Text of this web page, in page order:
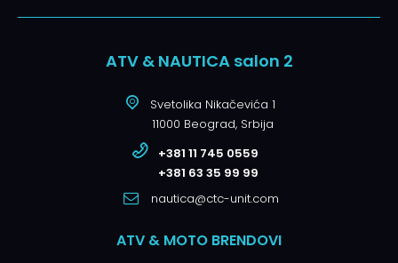
ATV & NAUTICA salon 2
Svetolika Nikačevića 1
11000 Beograd, Srbija
+381 11 745 0559
+381 63 35 99 99
nautica@ctc-unit.com
ATV & MOTO BRENDOVI